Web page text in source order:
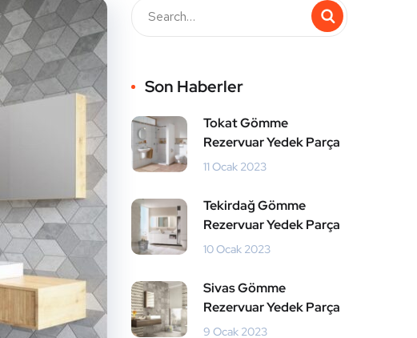
Son Haberler
Tokat Gömme
Rezervuar Yedek Parça
11 Ocak 2023
Tekirdağ Gömme
Rezervuar Yedek Parça
10 Ocak 2023
Sivas Gömme
Rezervuar Yedek Parça
9 Ocak 2023